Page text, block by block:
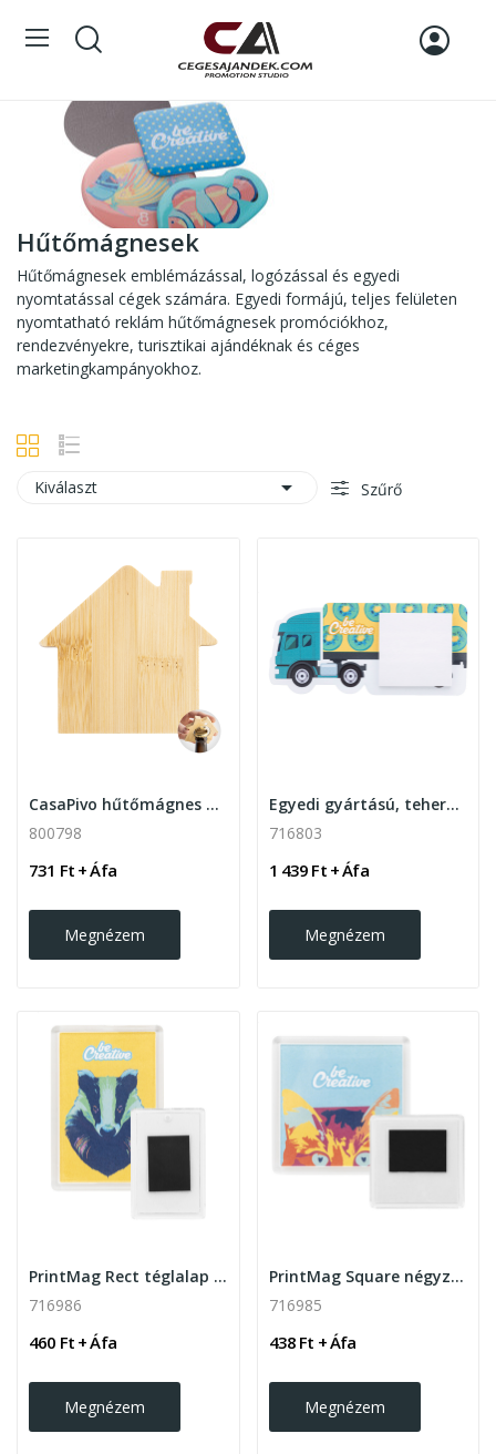
Hűtőmágnesek
Hűtőmágnesek emblémázással, logózással és egyedi
nyomtatással cégek számára. Egyedi formájú, teljes felületen
nyomtatható reklám hűtőmágnesek promóciókhoz,
rendezvényekre, turisztikai ajándéknak és céges
marketingkampányokhoz.
Kiválaszt  Szűrő
CasaPivo hűtőmágnes és üvegnyitó
800798
731 Ft + Áfa
Megnézem
Egyedi gyártású, teherautó alakú, full colour...
716803
1 439 Ft + Áfa
Megnézem
PrintMag Rect téglalap alakú akril hűtőmágnes
716986
460 Ft + Áfa
Megnézem
PrintMag Square négyzet alakú akril hűtőmágnes
716985
438 Ft + Áfa
Megnézem